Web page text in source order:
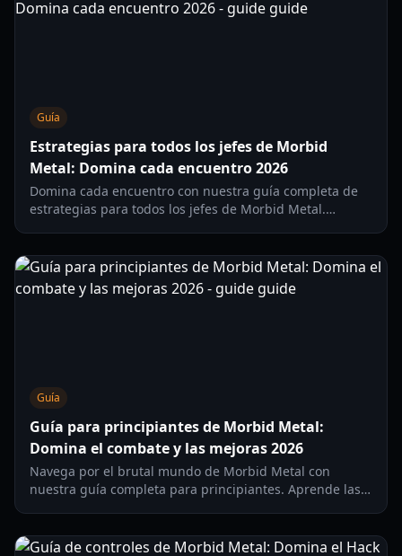
Guía
Estrategias para todos los jefes de Morbid
Metal: Domina cada encuentro 2026
Domina cada encuentro con nuestra guía completa de
estrategias para todos los jefes de Morbid Metal.
Guía
Guía para principiantes de Morbid Metal:
Domina el combate y las mejoras 2026
Navega por el brutal mundo de Morbid Metal con
nuestra guía completa para principiantes. Aprende las